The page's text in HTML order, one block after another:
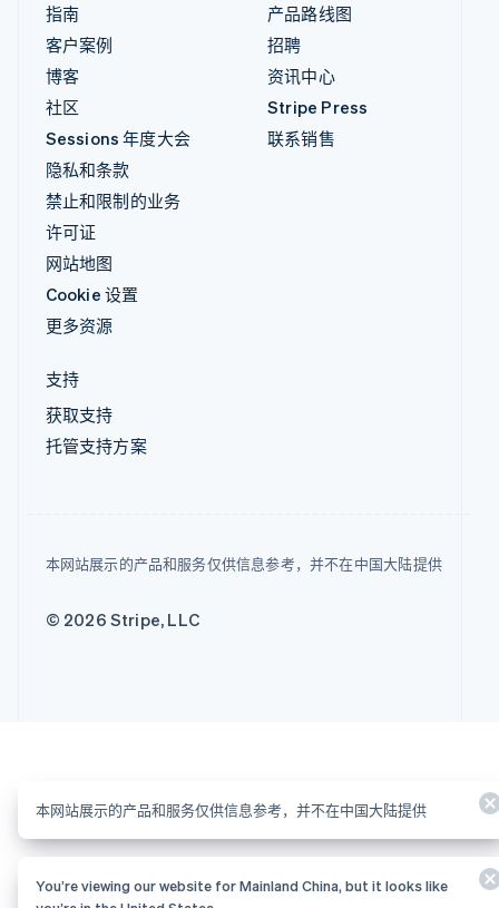
指南
客户案例
博客
社区
Sessions 年度大会
隐私和条款
禁止和限制的业务
许可证
网站地图
Cookie 设置
更多资源
产品路线图
招聘
资讯中心
Stripe Press
联系销售
支持
获取支持
托管支持方案
本网站展示的产品和服务仅供信息参考，并不在中国大陆提供
© 2026 Stripe, LLC
本网站展示的产品和服务仅供信息参考，并不在中国大陆提供
You’re viewing our website for Mainland China, but it looks like